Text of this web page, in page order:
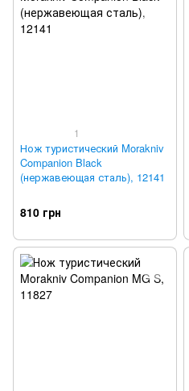
1
Нож туристический Morakniv
Companion Black
(нержавеющая сталь), 12141
810 грн